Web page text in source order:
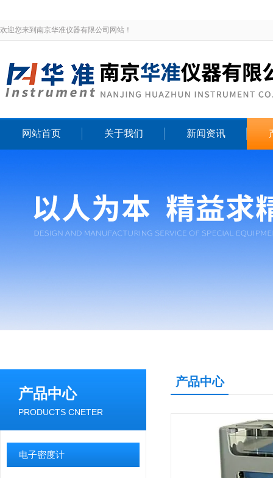
欢迎您来到南京华准仪器有限公司网站！
网站首页 关于我们 新闻资讯
产品中心
PRODUCTS CNETER
电子密度计
产品中心